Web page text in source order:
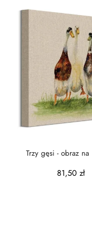
Trzy gęsi - obraz na
81,50 zł